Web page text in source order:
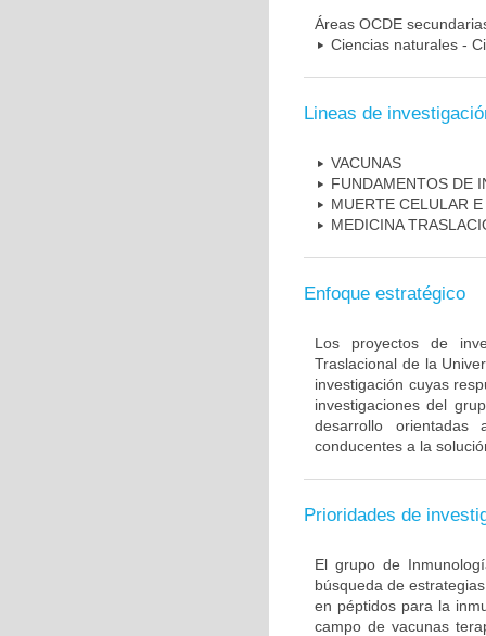
Áreas OCDE
Ciencias naturales -
Lineas de
VACUNAS
FUNDAMENTOS DE
MUERTE CELULAR
MEDICINA
Enfoque estratégico
Los proyectos de
Traslacional de la
investigación cuyas
investigaciones del
desarrollo
conducentes a la
Prioridades de
El grupo de
búsqueda de
en péptidos para la
campo de vacunas